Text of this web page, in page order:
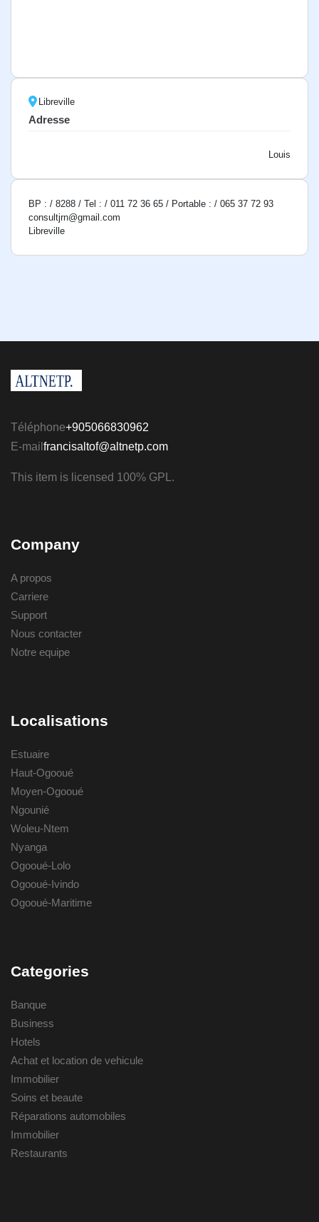
Libreville
Adresse
Louis
BP : / 8288 / Tel : / 011 72 36 65 / Portable : / 065 37 72 93
consultjrn@gmail.com
Libreville
Téléphone+905066830962
E-mail francisaltof@altnetp.com
This item is licensed 100% GPL.
Company
A propos
Carriere
Support
Nous contacter
Notre equipe
Localisations
Estuaire
Haut-Ogooué
Moyen-Ogooué
Ngounié
Woleu-Ntem
Nyanga
Ogooué-Lolo
Ogooué-Ivindo
Ogooué-Maritime
Categories
Banque
Business
Hotels
Achat et location de vehicule
Immobilier
Soins et beaute
Réparations automobiles
Immobilier
Restaurants